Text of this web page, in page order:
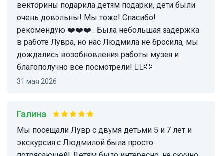
векторины подарила детям подарки, дети были
очень довольны! Мы тоже! Спасибо!
рекомендую ❤️❤️❤️ . Была небольшая задержка
в работе Лувра, но нас Людмила не бросила, мы
дождались возобновления работы музея и
благополучно все посмотрели! 🙋‍♀️🫶
31 мая 2026
Галина
Мы посещали Лувр с двумя детьми 5 и 7 лет и
экскурсия с Людмилой была просто